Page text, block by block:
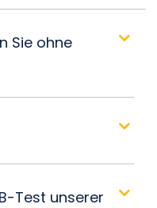
Sie ohne
Test unserer